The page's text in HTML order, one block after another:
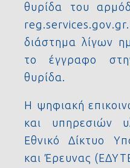
θυρίδα του
διάστημα λίγων
το έγγραφο
θυρίδα.
Η ψηφιακή
και υπηρεσιών
Εθνικό Δίκτυο
και Έρευνας